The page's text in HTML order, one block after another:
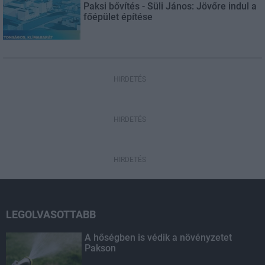
Paksi bővítés - Süli János: Jövőre indul a
főépület építése
HIRDETÉS
HIRDETÉS
HIRDETÉS
LEGOLVASOTTABB
A hőségben is védik a növényzetet
Pakson